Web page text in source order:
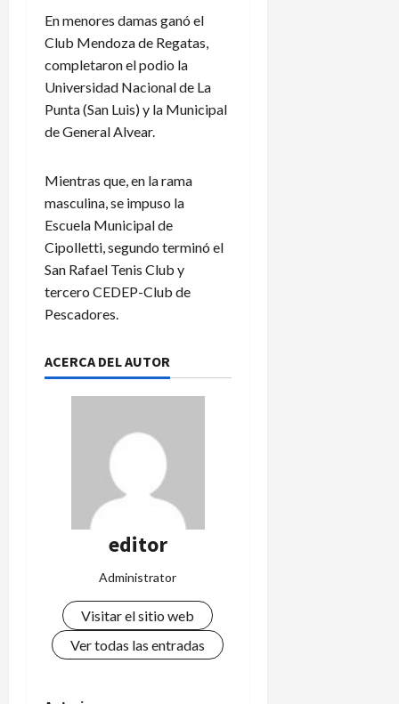
En menores damas ganó el
Club Mendoza de Regatas,
completaron el podio la
Universidad Nacional de La
Punta (San Luis) y la Municipal
de General Alvear.
Mientras que, en la rama
masculina, se impuso la
Escuela Municipal de
Cipolletti, segundo terminó el
San Rafael Tenis Club y
tercero CEDEP-Club de
Pescadores.
ACERCA DEL AUTOR
editor
Administrator
Visitar el sitio web
Ver todas las entradas